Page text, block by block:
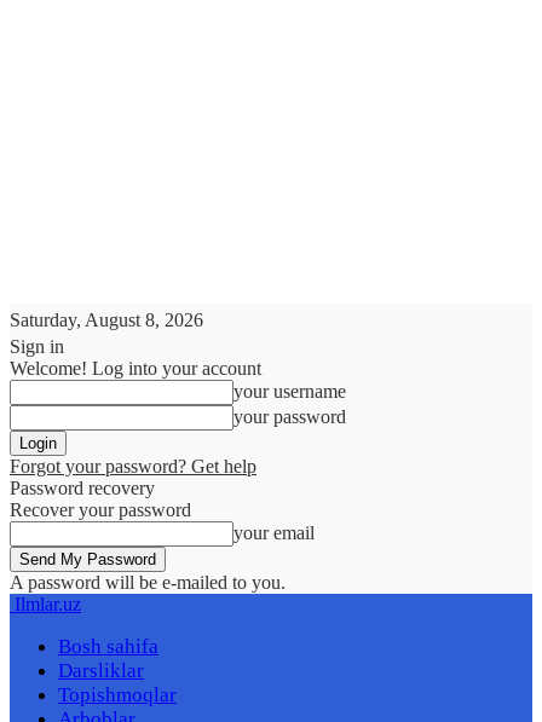
Saturday, August 8, 2026
Sign in
Welcome! Log into your account
your username
your password
Forgot your password? Get help
Password recovery
Recover your password
your email
A password will be e-mailed to you.
Ilmlar.uz
Bosh sahifa
Darsliklar
Topishmoqlar